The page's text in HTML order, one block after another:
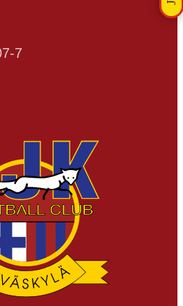
7